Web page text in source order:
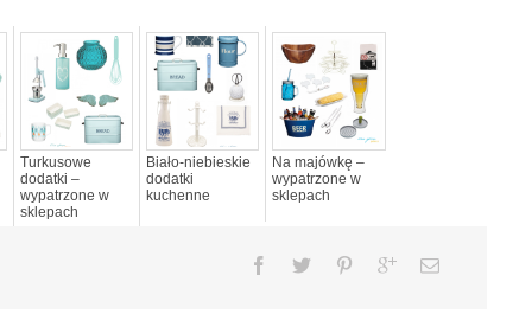
Turkusowe
dodatki –
wypatrzone w
sklepach
Biało-niebieskie
dodatki
kuchenne
Na majówkę –
wypatrzone w
sklepach